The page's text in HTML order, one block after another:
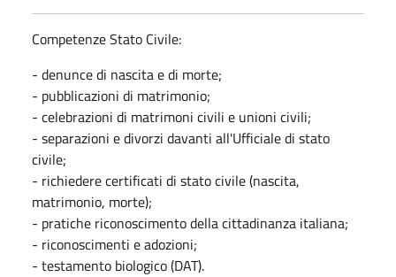
Competenze Stato Civile:
- denunce di nascita e di morte;
- pubblicazioni di matrimonio;
- celebrazioni di matrimoni civili e unioni civili;
- separazioni e divorzi davanti all'Ufficiale di stato
civile;
- richiedere certificati di stato civile (nascita,
matrimonio, morte);
- pratiche riconoscimento della cittadinanza italiana;
- riconoscimenti e adozioni;
- testamento biologico (DAT).